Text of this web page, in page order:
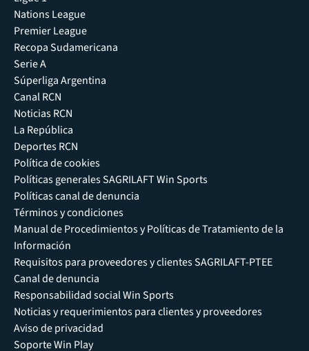
Nations League
Premier League
Recopa Sudamericana
Serie A
Súperliga Argentina
Canal RCN
Noticias RCN
La República
Deportes RCN
Política de cookies
Políticas generales SAGRILAFT Win Sports
Políticas canal de denuncia
Términos y condiciones
Manual de Procedimientos y Políticas de Tratamiento de la
Información
Requisitos para proveedores y clientes SAGRILAFT-PTEE
Canal de denuncia
Responsabilidad social Win Sports
Noticias y requerimientos para clientes y proveedores
Aviso de privacidad
Soporte Win Play